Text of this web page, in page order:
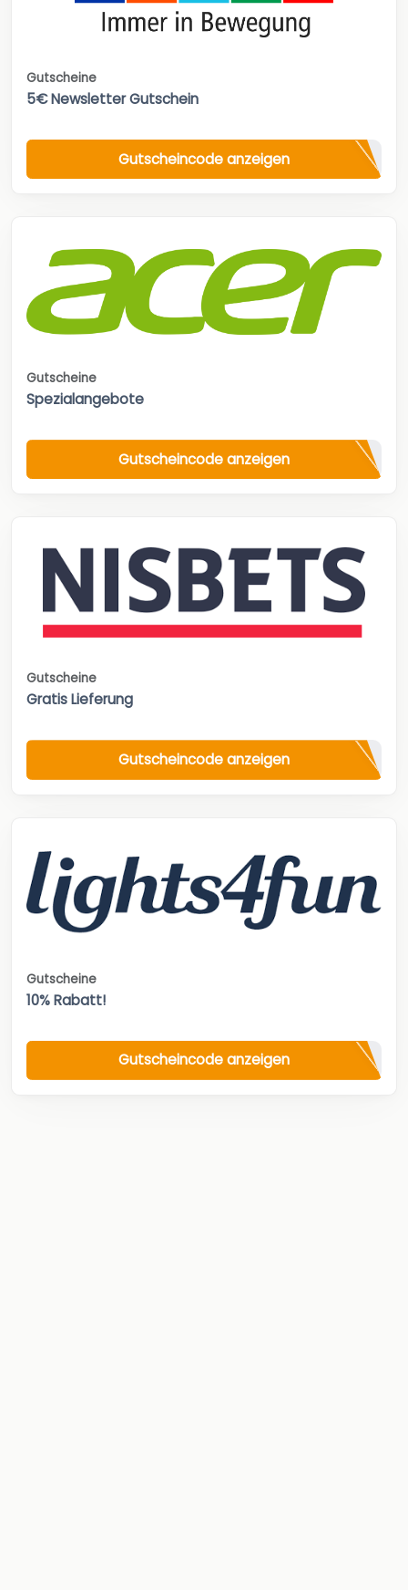
Gutscheine
5€ Newsletter Gutschein
Gutscheincode anzeigen
Gutscheine
Spezialangebote
Gutscheincode anzeigen
Gutscheine
Gratis Lieferung
Gutscheincode anzeigen
Gutscheine
10% Rabatt!
Gutscheincode anzeigen